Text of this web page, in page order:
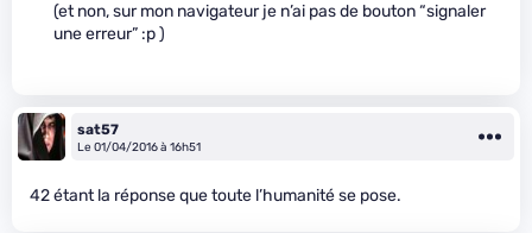
(et non, sur mon navigateur je n’ai pas de bouton “signaler
une erreur” :p )
sat57
Le 01/04/2016 à 16h51
42 étant la réponse que toute l’humanité se pose.